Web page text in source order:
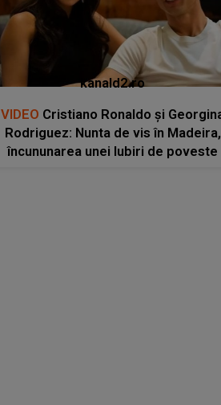
kanald2.ro
VIDEO Cristiano Ronaldo și
Rodriguez: Nunta de vis în Madeira,
încununarea unei Iubiri de poveste